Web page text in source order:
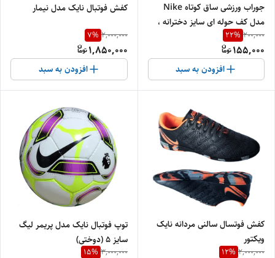
جوراب ورزشی ساق کوتاه Nike
مدل کف حوله ای سایز دخترانه ،
والیبال ، هندبال ، بسکتبال
200,000
22%
155,000
افزودن به سبد
کفش فوتبال نایک مدل نیمار
2,000,000
7%
1,850,000
افزودن به سبد
کفش فوتسال سالنی مردانه نایک
ویکتور
2,000,000
12%
توپ فوتبال نایک مدل پریمر لیگ
سایز ۵ (دوختی)
3,000,000
15%